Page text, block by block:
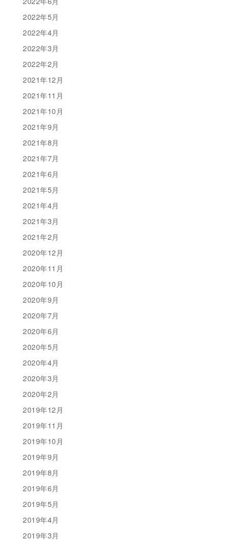
2022年5月
2022年4月
2022年3月
2022年2月
2021年12月
2021年11月
2021年10月
2021年9月
2021年8月
2021年7月
2021年6月
2021年5月
2021年4月
2021年3月
2021年2月
2020年12月
2020年11月
2020年10月
2020年9月
2020年7月
2020年6月
2020年5月
2020年4月
2020年3月
2020年2月
2019年12月
2019年11月
2019年10月
2019年9月
2019年8月
2019年6月
2019年5月
2019年4月
2019年3月